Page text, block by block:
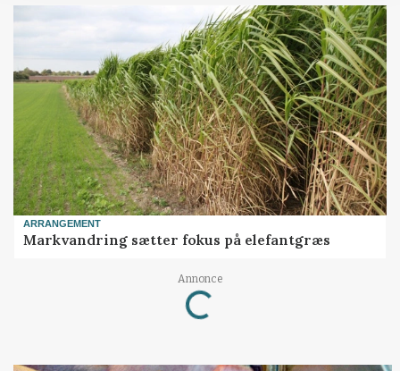
ARRANGEMENT
Markvandring sætter fokus på elefantgræs
Annonce
Loading...